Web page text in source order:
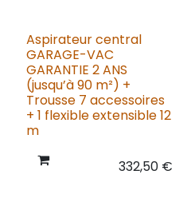
Aspirateur central
GARAGE-VAC
GARANTIE 2 ANS
(jusqu’à 90 m²) +
Trousse 7 accessoires
+ 1 flexible extensible 12
m
332,50 €